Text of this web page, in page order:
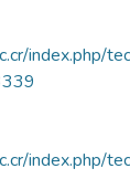
index.php/
index.php/